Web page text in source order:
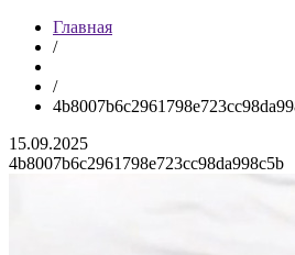
Главная
/
/
15.09.2025
4b8007b6c2961798e723cc98da998c5b